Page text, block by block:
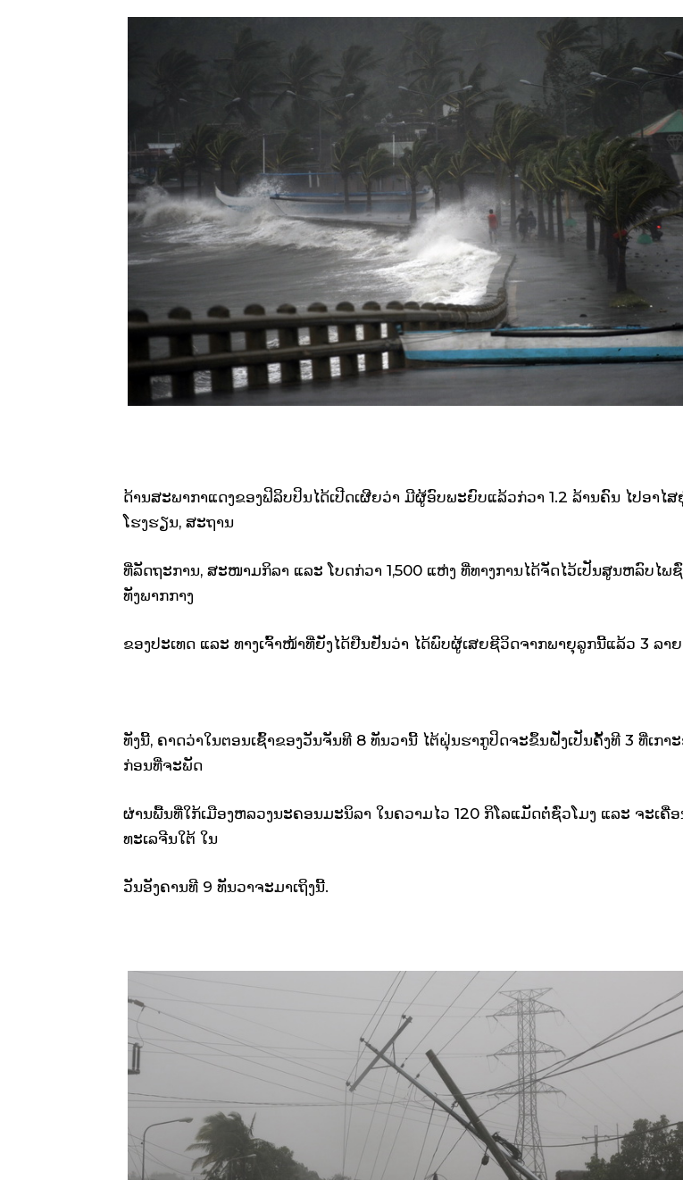
ດ້ານສະພາກາແດງຂອງຟິລິບປິນໄດ້ເປີດເຜີຍວ່າ ມີຜູ້ອົບພະຍົບແລ້ວກ່ວາ 1.2 ລ້ານຄົນ ໄປອາໄສ
ໂຮງຮຽນ, ສະຖານ
ທີ່ລັດຖະການ, ສະໜາມກິລາ ແລະ ໂບດກ່ວາ 1,500​ ແຫ່ງ ທີ່ທາງການໄດ້ຈັດໄວ້ເປັນສູນຫລົບໄພ
ທັງພາກກາງ
ຂອງປະເທດ ແລະ ທາງເຈົ້າໜ້າທີ່ຍັງໄດ້ຢືນຢັນວ່າ ໄດ້ພົບຜູ້ເສຍຊີວິດຈາກພາຍຸລູກນີ້ແລ້ວ 3 ລາຍ
ທັງນີ້, ຄາດວ່າໃນຕອນເຊົ້າຂອງວັນຈັນທີ 8 ທັນວານີ້ ໄຕ້ຝຸ່ນຮາກູປິດຈະຂຶ້ນຝັ່ງເປັນຄັ້ງທີ 3 ທີ່ເກາ
ກ່ອນທີ່ຈະພັດ
ຜ່ານພື້ນທີ່ໃກ້ເມືອງຫລວງນະຄອນມະນິລາ ໃນຄວາມໄວ 120 ກິໂລແມັດຕໍ່ຊົ່ວໂມງ ແລະ ຈະເຄື່
ທະເລຈີນໃຕ້ ໃນ
ວັນອັງຄານທີ 9 ທັນວາຈະມາເຖິງນີ້.